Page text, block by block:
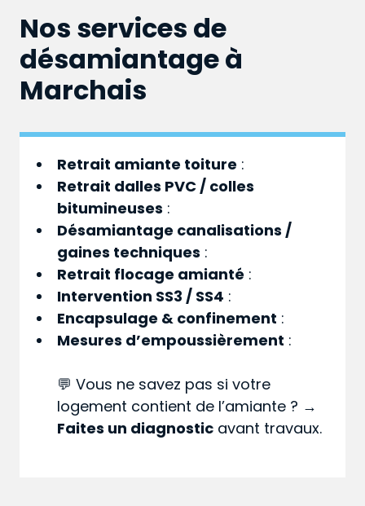
Nos services de
désamiantage à
Marchais
Retrait amiante toiture :
Retrait dalles PVC / colles
bitumineuses :
Désamiantage canalisations /
gaines techniques :
Retrait flocage amianté :
Intervention SS3 / SS4 :
Encapsulage & confinement :
Mesures d’empoussièrement :
💬 Vous ne savez pas si votre
logement contient de l’amiante ? →
Faites un diagnostic avant travaux.